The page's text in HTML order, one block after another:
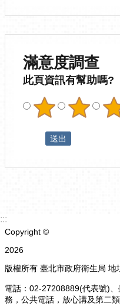
滿意度調查
此頁資訊有幫助嗎?
:::
Copyright ©
2026
版權所有 臺北市政府衛生局
電話：02-27208889(代表號)
務，公共電話，放心講及第二